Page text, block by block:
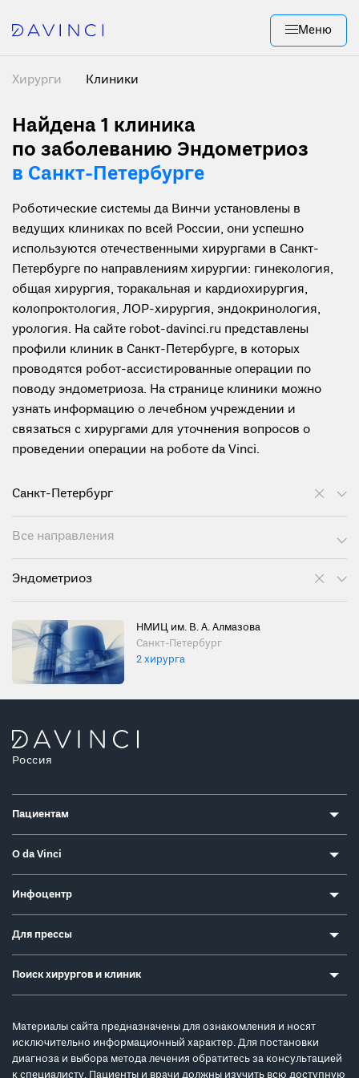
Меню
Хирурги Клиники
Найдена 1 клиника
по заболеванию Эндометриоз
в Санкт-Петербурге
Роботические системы да Винчи установлены в
ведущих клиниках по всей России, они успешно
используются отечественными хирургами в Санкт-
Петербурге по направлениям хирургии: гинекология,
общая хирургия, торакальная и кардиохирургия,
колопроктология, ЛОР-хирургия, эндокринология,
урология. На сайте robot-davinci.ru представлены
профили клиник в Санкт-Петербурге, в которых
проводятся робот-ассистированные операции по
поводу эндометриоза. На странице клиники можно
узнать информацию о лечебном учреждении и
связаться с хирургами для уточнения вопросов о
проведении операции на роботе da Vinci.
Санкт-Петербург
Все направления
Эндометриоз
НМИЦ им. В. А. Алмазова
Санкт-Петербург
2 хирурга
Россия
Пациентам
О da Vinci
Инфоцентр
Для прессы
Поиск хирургов и клиник
Материалы сайта предназначены для ознакомления и носят
исключительно информационный характер. Для постановки
диагноза и выбора метода лечения обратитесь за консультацией
к специалисту. Пациенты и врачи должны изучить всю доступную